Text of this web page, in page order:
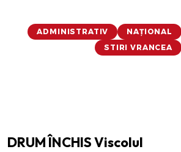
ADMINISTRATIV
NAȚIONAL
STIRI VRANCEA
DRUM ÎNCHISViscolul